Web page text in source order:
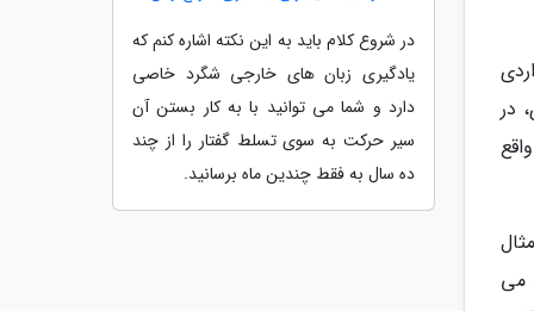
در
می
در شروع کلام باید به این نکته اشاره کنم که
یادگیری زبان های خارجی شگرد خاصی
دارد و شما می توانید با به کار بستن آن
سیر حرکت به سوی تسلط گفتار را از چند
ده سال به فقط چندین ماه برسانید.